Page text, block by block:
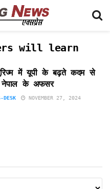
will learn
में यूपी के बढ़ते कदम से
नेपाल के अफसर
DESK NOVEMBER 27, 2024